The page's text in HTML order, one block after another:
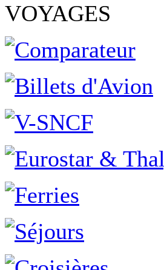
VOYAGES